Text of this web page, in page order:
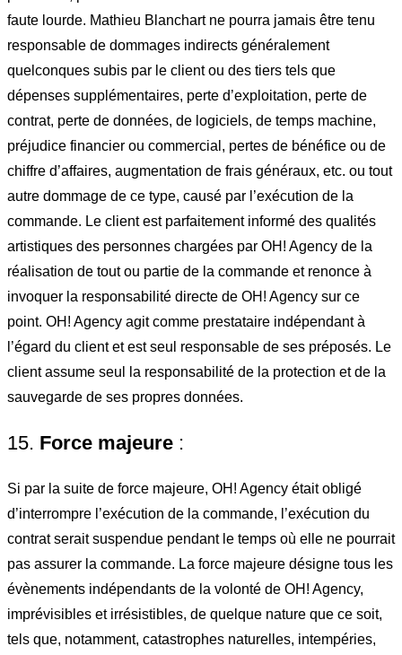
faute lourde. Mathieu Blanchart ne pourra jamais être tenu
responsable de dommages indirects généralement
quelconques subis par le client ou des tiers tels que
dépenses supplémentaires, perte d’exploitation, perte de
contrat, perte de données, de logiciels, de temps machine,
préjudice financier ou commercial, pertes de bénéfice ou de
chiffre d’affaires, augmentation de frais généraux, etc. ou tout
autre dommage de ce type, causé par l’exécution de la
commande. Le client est parfaitement informé des qualités
artistiques des personnes chargées par OH! Agency de la
réalisation de tout ou partie de la commande et renonce à
invoquer la responsabilité directe de OH! Agency sur ce
point. OH! Agency agit comme prestataire indépendant à
l’égard du client et est seul responsable de ses préposés. Le
client assume seul la responsabilité de la protection et de la
sauvegarde de ses propres données.
15. Force majeure :
Si par la suite de force majeure, OH! Agency était obligé
d’interrompre l’exécution de la commande, l’exécution du
contrat serait suspendue pendant le temps où elle ne pourrait
pas assurer la commande. La force majeure désigne tous les
évènements indépendants de la volonté de OH! Agency,
imprévisibles et irrésistibles, de quelque nature que ce soit,
tels que, notamment, catastrophes naturelles, intempéries,